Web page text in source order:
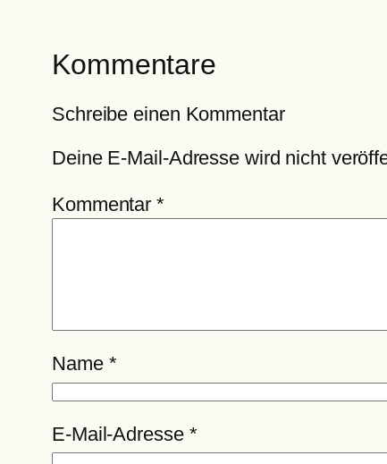
Kommentare
Schreibe einen Kommentar
Deine E-Mail-Adresse wird nicht
Kommentar*
Name *
E-Mail-Adresse *